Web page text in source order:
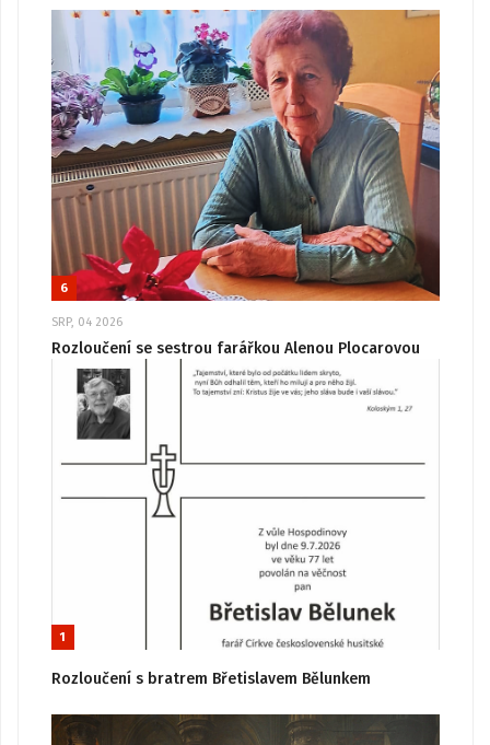
6
SRP, 04 2026
Rozloučení se sestrou farářkou Alenou Plocarovou
1
Rozloučení s bratrem Břetislavem Bělunkem